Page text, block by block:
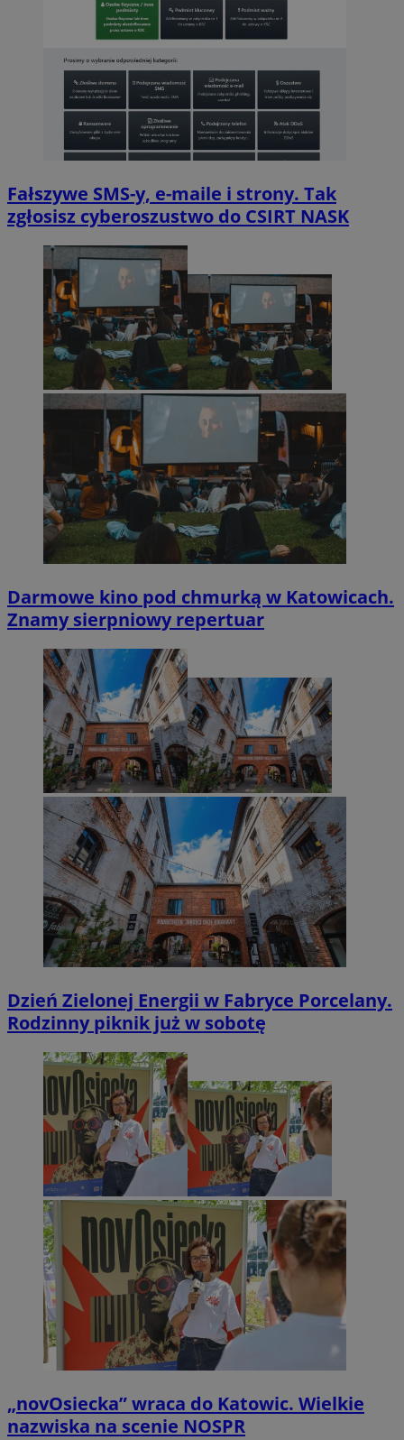
Fałszywe SMS-y, e-maile i strony. Tak
zgłosisz cyberoszustwo do CSIRT NASK
Darmowe kino pod chmurką w Katowicach.
Znamy sierpniowy repertuar
Dzień Zielonej Energii w Fabryce Porcelany.
Rodzinny piknik już w sobotę
„novOsiecka” wraca do Katowic. Wielkie
nazwiska na scenie NOSPR